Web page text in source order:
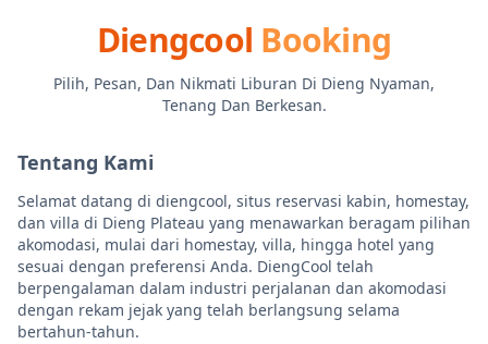
Diengcool Booking
Pilih, Pesan, Dan Nikmati Liburan Di Dieng Nyaman,
Tenang Dan Berkesan.
Tentang Kami
Selamat datang di diengcool, situs reservasi kabin, homestay,
dan villa di Dieng Plateau yang menawarkan beragam pilihan
akomodasi, mulai dari homestay, villa, hingga hotel yang
sesuai dengan preferensi Anda. DiengCool telah
berpengalaman dalam industri perjalanan dan akomodasi
dengan rekam jejak yang telah berlangsung selama
bertahun-tahun.